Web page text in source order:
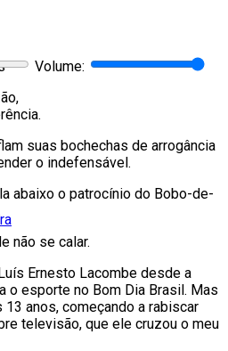
Volume:
suas bochechas de arrogância
o indefensável.
abaixo o patrocínio do Bobo-de-
não se calar.
Ernesto Lacombe desde a
o esporte no Bom Dia Brasil. Mas
anos, começando a rabiscar
televisão, que ele cruzou o meu